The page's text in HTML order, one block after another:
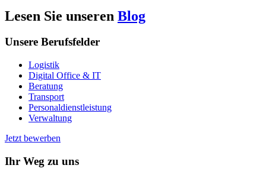
Lesen Sie unseren Blog
Unsere Berufsfelder
Logistik
Digital Office & IT
Beratung
Transport
Personaldienstleistung
Verwaltung
Jetzt bewerben
Ihr Weg zu uns